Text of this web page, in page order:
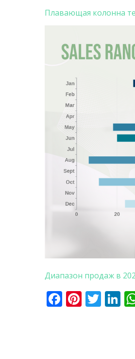
Плавающая колонна
Диапазон продаж в
Facebook